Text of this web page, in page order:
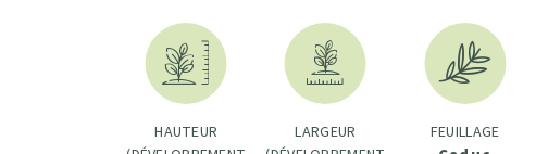
HAUTEUR
LARGEUR
FEUILLAGE